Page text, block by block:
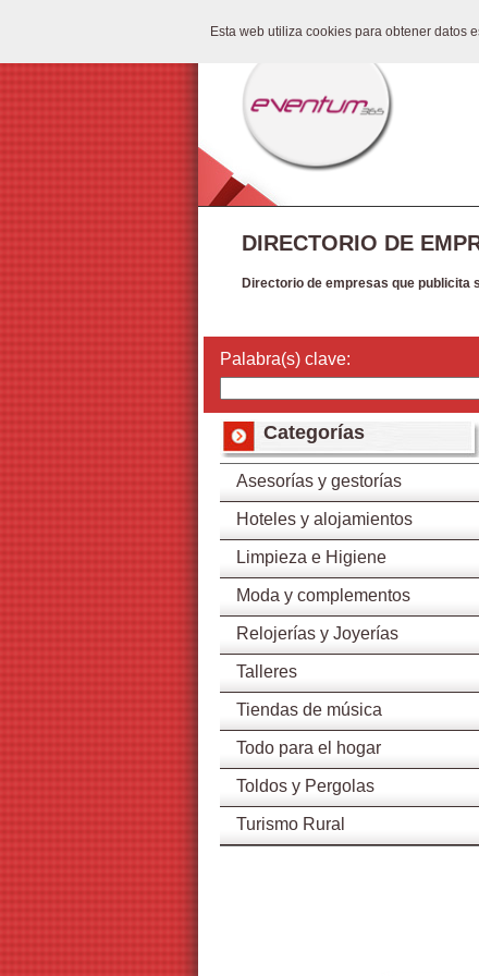
Esta web utiliza cookies para obtener datos
DIRECTORIO DE
Directorio de empresas que
Palabra(s) clave:
Categorías
Asesorías y gestorías
Hoteles y alojamientos
Limpieza e Higiene
Moda y complementos
Relojerías y Joyerías
Talleres
Tiendas de música
Todo para el hogar
Toldos y Pergolas
Turismo Rural